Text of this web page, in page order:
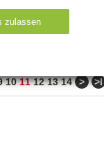
10 11 12 13 14 > >ǀ
zulassen
Ty